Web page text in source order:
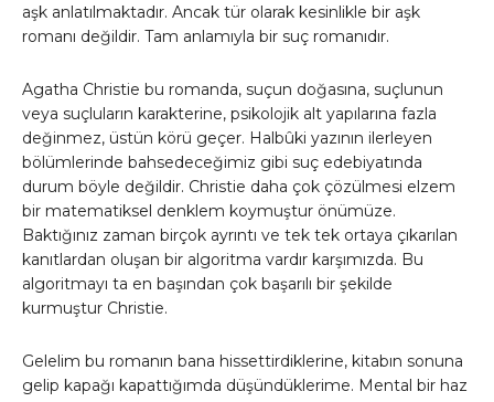
aşk anlatılmaktadır. Ancak tür olarak kesinlikle bir aşk
romanı değildir. Tam anlamıyla bir suç romanıdır.
Agatha Christie bu romanda, suçun doğasına, suçlunun
veya suçluların karakterine, psikolojik alt yapılarına fazla
değinmez, üstün körü geçer. Halbûki yazının ilerleyen
bölümlerinde bahsedeceğimiz gibi suç edebiyatında
durum böyle değildir. Christie daha çok çözülmesi elzem
bir matematiksel denklem koymuştur önümüze.
Baktığınız zaman birçok ayrıntı ve tek tek ortaya çıkarılan
kanıtlardan oluşan bir algoritma vardır karşımızda. Bu
algoritmayı ta en başından çok başarılı bir şekilde
kurmuştur Christie.
Gelelim bu romanın bana hissettirdiklerine, kitabın sonuna
gelip kapağı kapattığımda düşündüklerime. Mental bir haz